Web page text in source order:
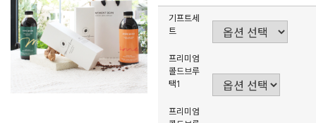
기프트세
트
프리미엄
콜드브루
택1
프리미엄